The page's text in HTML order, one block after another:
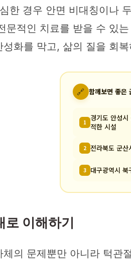
한 경우 안면 비대칭이나
문적인 치료를 받을 수 있는
화를 막고, 삶의 질을 회
🔗 함께보면 좋은
1 경기도 안성
적한 시설
2 전라북도 군
3 대구광역시
로 이해하기
의 문제뿐만 아니라 턱